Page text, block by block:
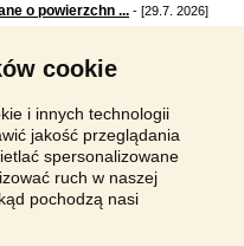
cookie
i innych technologii
jakość przeglądania
spersonalizowane
ruch w naszej
pochodzą nasi
o powierzchn ... - [29.7. 2026]
Następna